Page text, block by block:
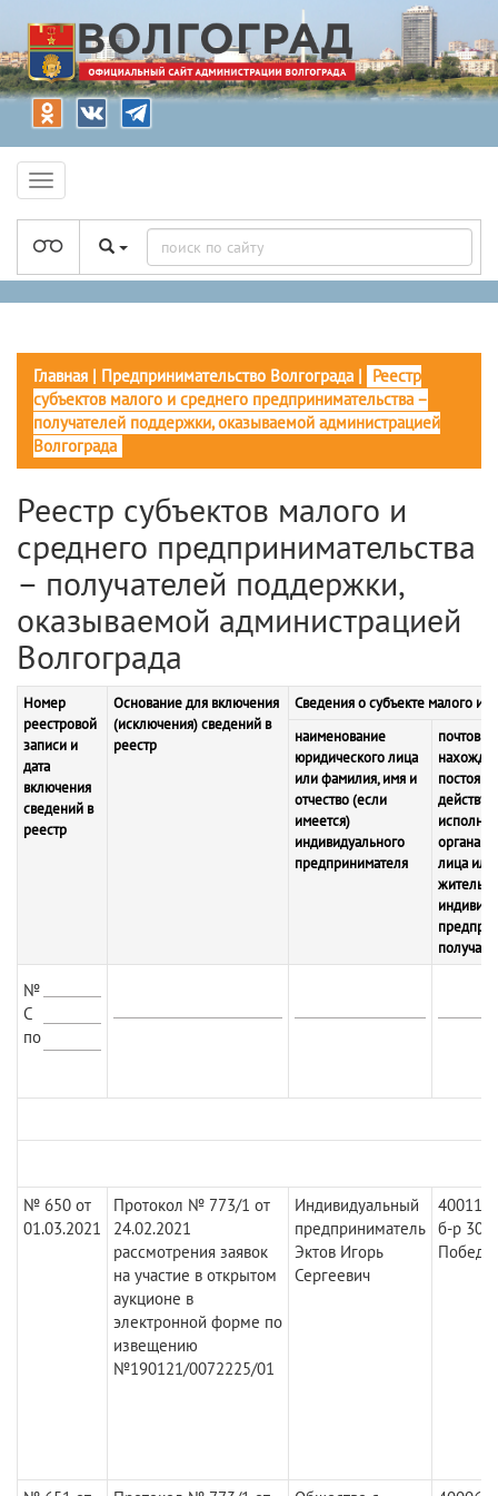
Главная | Предпринимательство Волгограда | Реестр
субъектов малого и среднего предпринимательства –
получателей поддержки, оказываемой администрацией
Волгограда
Реестр субъектов малого и
среднего предпринимательства
– получателей поддержки,
оказываемой администрацией
Волгограда
Номер
реестровой
записи и
дата
включения
сведений в
реестр
Основание для включения
(исключения) сведений в
реестр
Сведения о субъекте малого и
наименование
юридического лица
или фамилия, имя и
отчество (если
имеется)
индивидуального
предпринимателя
органа
лица или
№
С
по
№ 650 от
01.03.2021
Протокол № 773/1 от
24.02.2021
рассмотрения заявок
на участие в открытом
аукционе в
электронной форме по
извещению
№190121/0072225/01
Индивидуальный
предприниматель
Эктов Игорь
Сергеевич
400117,
б-р 30-